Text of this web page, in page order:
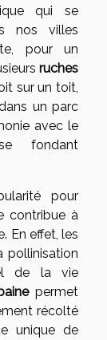
qui se
nos villes
pour un
ruches
sur un toit,
un parc
avec le
fondant
pour
contribue à
En effet, les
pollinisation
de la vie
permet
récolté
unique de